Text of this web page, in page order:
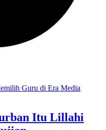
Itu Lillahi